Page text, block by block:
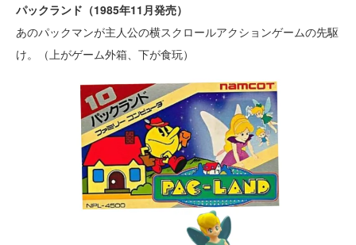
パックランド（1985年11月発売）
あのパックマンが主人公の横スクロールアクションゲームの先駆
け。（上がゲーム外箱、下が食玩）